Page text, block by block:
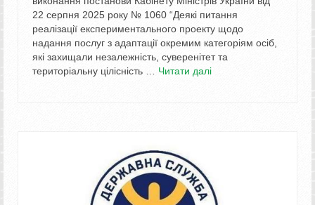
22 серпня 2025 року № 1060 “Деякі питання
реалізації експериментального проекту щодо
надання послуг з адаптації окремим категоріям осіб,
які захищали незалежність, суверенітет та
територіальну цілісність … Читати далі